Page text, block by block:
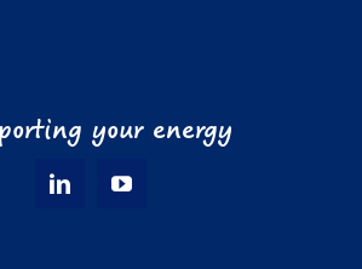
your energy